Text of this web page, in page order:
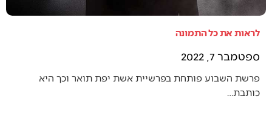
לראות את כל התמונה
ספטמבר 7, 2022
פרשת השבוע פותחת בפרשיית אשת יפת תואר וכך היא
כותבת…